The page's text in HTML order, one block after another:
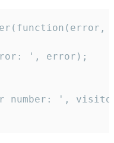
', error);
number: ',